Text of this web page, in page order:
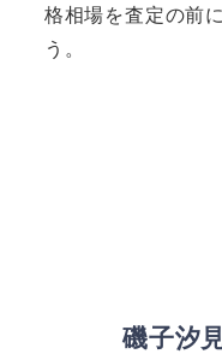
格相場を査定の前
う。
磯子汐